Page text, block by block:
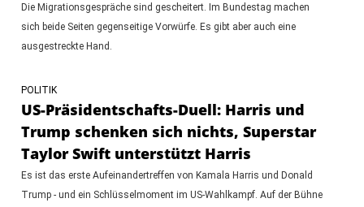
Die Migrationsgespräche sind gescheitert. Im Bundestag machen
sich beide Seiten gegenseitige Vorwürfe. Es gibt aber auch eine
ausgestreckte Hand.
POLITIK
US-Präsidentschafts-Duell: Harris und
Trump schenken sich nichts, Superstar
Taylor Swift unterstützt Harris
Es ist das erste Aufeinandertreffen von Kamala Harris und Donald
Trump - und ein Schlüsselmoment im US-Wahlkampf. Auf der Bühne